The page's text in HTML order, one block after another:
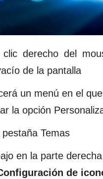
clic derecho del
de la pantalla
un menú en el
la opción
Temas
en la parte
de